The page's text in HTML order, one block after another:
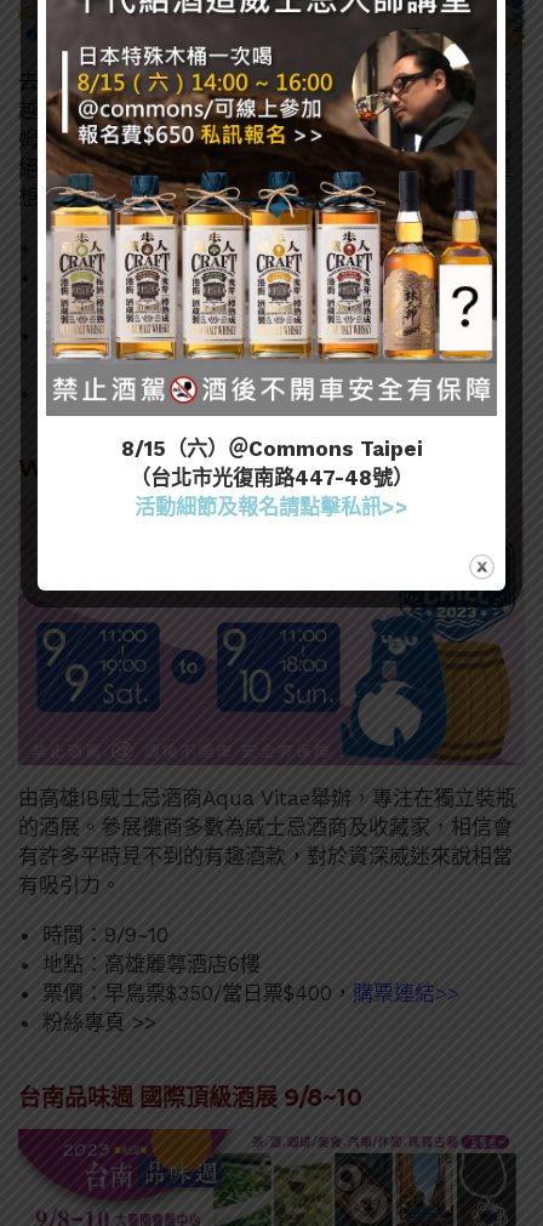
去年頗受好評的蘭姆酒節今年也確定舉辦。蘭姆酒近來
越來越受歡迎，RUM Festival Taiwan也是少數針對蘭
姆酒的活動。以小編去年參加的經驗，展覽包含了台灣
絕大多數的蘭姆酒品項，不管是已經愛上蘭姆酒，或是
想入門認識的朋友都相當適合參加。
時間：9/9~10
地點：瓶蓋工廠 台北製造所 M棟（台北市南港區南
港路二段13號）
票價：早鳥票（限量 300 張）$550/預售票$650，
購票連結>>
粉絲專頁 >>
Whisky Chill Kaohsiung 9/9~10
由高雄IB威士忌酒商Aqua Vitae舉辦，專注在獨立裝瓶
的酒展。參展攤商多數為威士忌酒商及收藏家，相信會
有許多平時見不到的有趣酒款，對於資深威迷來說相當
有吸引力。
時間：9/9~10
地點：高雄麗尊酒店6樓
票價：早鳥票$350/當日票$400， 購票連結>>
粉絲專頁 >>
台南品味週 國際頂級酒展 9/8~10
8/15（六）＠Commons Taipei
（台北市光復南路447-48號）
活動細節及報名請點擊私訊>>